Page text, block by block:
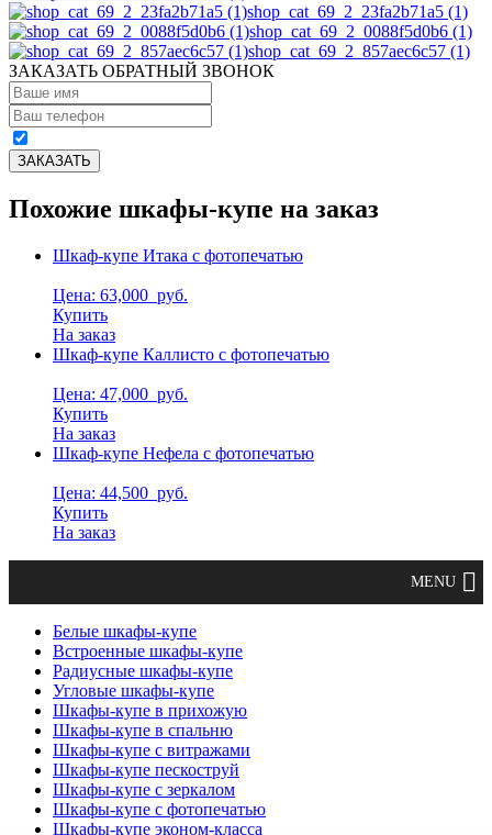
shop_cat_69_2_23fa2b71a5 (1)
shop_cat_69_2_0088f5d0b6 (1)
shop_cat_69_2_857aec6c57 (1)
ЗАКАЗАТЬ ОБРАТНЫЙ ЗВОНОК
Похожие шкафы-купе на заказ
Шкаф-купе Итака с фотопечатью
Цена: 63,000 руб.
Купить
На заказ
Шкаф-купе Каллисто с фотопечатью
Цена: 47,000 руб.
Купить
На заказ
Шкаф-купе Нефела с фотопечатью
Цена: 44,500 руб.
Купить
На заказ
Белые шкафы-купе
Встроенные шкафы-купе
Радиусные шкафы-купе
Угловые шкафы-купе
Шкафы-купе в прихожую
Шкафы-купе в спальню
Шкафы-купе с витражами
Шкафы-купе пескоструй
Шкафы-купе с зеркалом
Шкафы-купе с фотопечатью
Шкафы-купе эконом-класса